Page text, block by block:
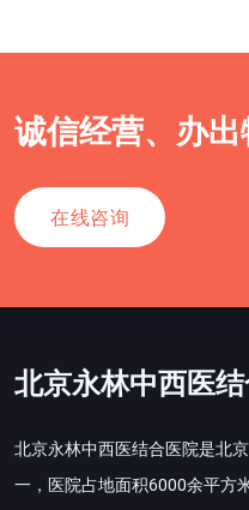
诚信经营、办
在线咨询
北京永林中西医
北京永林中西医结合医院是北
一，医院占地面积6000余平方